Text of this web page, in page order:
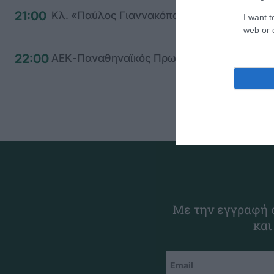
I want
web or
21:00 Κλ. «Παύλος Γιαννακόπουλος»
22:00 ΑΕΚ-Παναθηναϊκός Πρωτάθλημα Futsal
Με την εγγραφή